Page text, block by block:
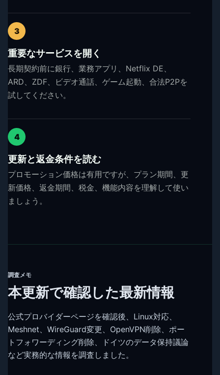
3
重要なサービスを開く
長期契約前に銀行、業務アプリ、Netflix DE、
ARD、ZDF、ビデオ通話、ゲーム起動、合法P2Pを
試してください。
4
更新と返金条件を読む
プロモーション価格は有用ですが、プラン期間、更
新価格、返金期間、税金、機能内容を理解して使い
ましょう。
調査メモ
本更新で確認した最新情報
公式プロバイダーページを確認後、Linux対応、
Meshnet、WireGuard変更、OpenVPN削除、ポー
トフォワーディング削除、ドイツのデータ保持議論
など実務的な情報を調査しました。